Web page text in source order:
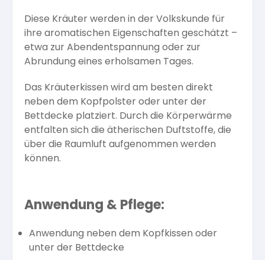
Diese Kräuter werden in der Volkskunde für
ihre aromatischen Eigenschaften geschätzt –
etwa zur Abendentspannung oder zur
Abrundung eines erholsamen Tages.
Das Kräuterkissen wird am besten direkt
neben dem Kopfpolster oder unter der
Bettdecke platziert. Durch die Körperwärme
entfalten sich die ätherischen Duftstoffe, die
über die Raumluft aufgenommen werden
können.
Anwendung & Pflege:
Anwendung neben dem Kopfkissen oder
unter der Bettdecke